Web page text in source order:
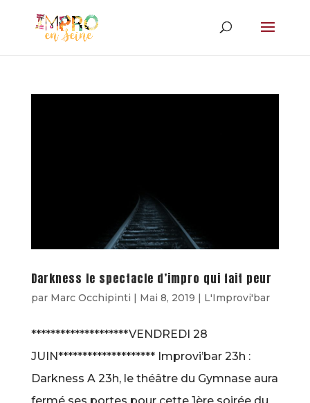
Darkness le spectacle d’impro qui fait peur
par Marc Occhipinti | Mai 8, 2019 | L'Improvi'bar
********************VENDREDI 28
JUIN******************** Improvi’bar 23h :
Darkness A 23h, le théâtre du Gymnase aura